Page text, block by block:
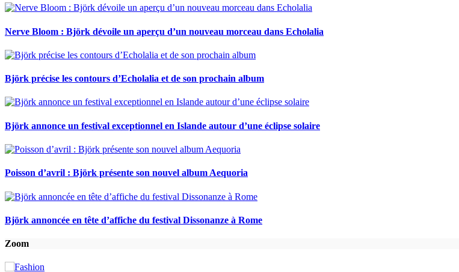
Nerve Bloom : Björk dévoile un aperçu d’un nouveau morceau dans Echolalia
Björk précise les contours d’Echolalia et de son prochain album
Björk annonce un festival exceptionnel en Islande autour d’une éclipse solaire
Poisson d’avril : Björk présente son nouvel album Aequoria
Björk annoncée en tête d’affiche du festival Dissonanze à Rome
Zoom